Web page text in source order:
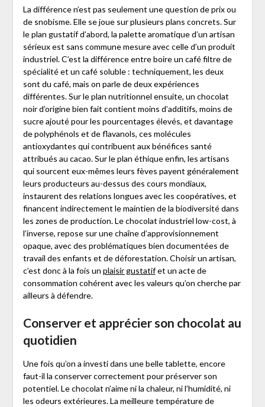
La différence n’est pas seulement une question de prix ou
de snobisme. Elle se joue sur plusieurs plans concrets. Sur
le plan gustatif d’abord, la palette aromatique d’un artisan
sérieux est sans commune mesure avec celle d’un produit
industriel. C’est la différence entre boire un café filtre de
spécialité et un café soluble : techniquement, les deux
sont du café, mais on parle de deux expériences
différentes. Sur le plan nutritionnel ensuite, un chocolat
noir d’origine bien fait contient moins d’additifs, moins de
sucre ajouté pour les pourcentages élevés, et davantage
de polyphénols et de flavanols, ces molécules
antioxydantes qui contribuent aux bénéfices santé
attribués au cacao. Sur le plan éthique enfin, les artisans
qui sourcent eux-mêmes leurs fèves payent généralement
leurs producteurs au-dessus des cours mondiaux,
instaurent des relations longues avec les coopératives, et
financent indirectement le maintien de la biodiversité dans
les zones de production. Le chocolat industriel low-cost, à
l’inverse, repose sur une chaîne d’approvisionnement
opaque, avec des problématiques bien documentées de
travail des enfants et de déforestation. Choisir un artisan,
c’est donc à la fois un plaisir gustatifet un acte de
consommation cohérent avec les valeurs qu’on cherche par
ailleurs à défendre.
Conserver et apprécier son chocolat au
quotidien
Une fois qu’on a investi dans une belle tablette, encore
faut-il la conserver correctement pour préserver son
potentiel. Le chocolat n’aime ni la chaleur, ni l’humidité, ni
les odeurs extérieures. La meilleure température de